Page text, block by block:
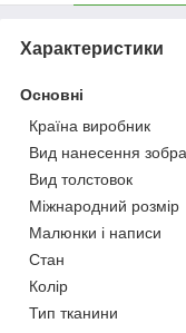
Характеристики
Основні
Країна виробник
Вид нанесення
Вид толстовок
Міжнародний розмір
Малюнки і написи
Стан
Колір
Тип тканини